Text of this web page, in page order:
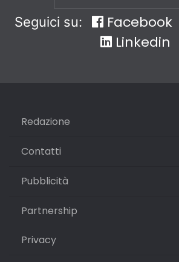
Seguici su: Facebook
Linkedin
Redazione
Contatti
Pubblicità
Partnership
Privacy